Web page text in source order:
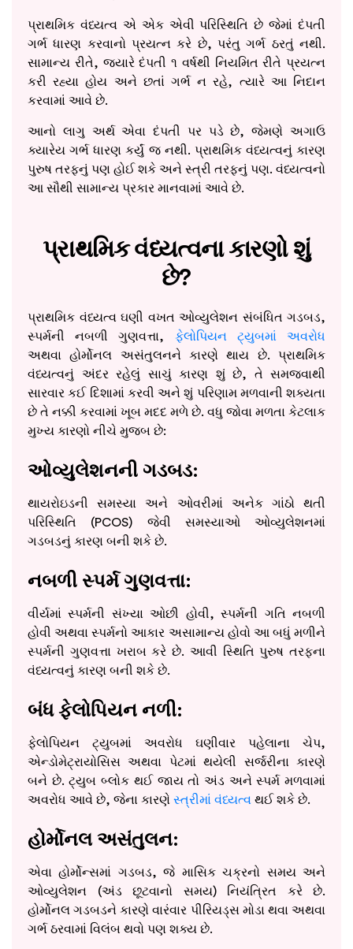
પ્રાથમિક વંધ્યત્વ એ એક એવી પરિસ્થિતિ છે જેમાં દંપતી
ગર્ભ ધારણ કરવાનો પ્રયત્ન કરે છે, પરંતુ ગર્ભ ઠરતું નથી.
સામાન્ય રીતે, જ્યારે દંપતી ૧ વર્ષથી નિયમિત રીતે પ્રયત્ન
કરી રહ્યા હોય અને છતાં ગર્ભ ન રહે, ત્યારે આ નિદાન
કરવામાં આવે છે.
આનો લાગુ અર્થ એવા દંપતી પર પડે છે, જેમણે અગાઉ
ક્યારેય ગર્ભ ધારણ કર્યું જ નથી. પ્રાથમિક વંધ્યત્વનું કારણ
પુરુષ તરફનું પણ હોઈ શકે અને સ્ત્રી તરફનું પણ. વંધ્યત્વનો
આ સૌથી સામાન્ય પ્રકાર માનવામાં આવે છે.
પ્રાથમિક વંધ્યત્વના કારણો શું
છે?
પ્રાથમિક વંધ્યત્વ ઘણી વખત ઓવ્યુલેશન સંબંધિત ગડબડ,
સ્પર્મની નબળી ગુણવત્તા, ફેલોપિયન ટ્યુબમાં અવરોધ
અથવા હોર્મોનલ અસંતુલનને કારણે થાય છે. પ્રાથમિક
વંધ્યત્વનું અંદર રહેલું સાચું કારણ શું છે, તે સમજવાથી
સારવાર કઈ દિશામાં કરવી અને શું પરિણામ મળવાની શક્યતા
છે તે નક્કી કરવામાં ખૂબ મદદ મળે છે. વધુ જોવા મળતા કેટલાક
મુખ્ય કારણો નીચે મુજબ છે:
ઓવ્યુલેશનની ગડબડ:
થાયરોઇડની સમસ્યા અને ઓવરીમાં અનેક ગાંઠો થતી
પરિસ્થિતિ (PCOS) જેવી સમસ્યાઓ ઓવ્યુલેશનમાં
ગડબડનું કારણ બની શકે છે.
નબળી સ્પર્મ ગુણવત્તા:
વીર્યમાં સ્પર્મની સંખ્યા ઓછી હોવી, સ્પર્મની ગતિ નબળી
હોવી અથવા સ્પર્મનો આકાર અસામાન્ય હોવો આ બધું મળીને
સ્પર્મની ગુણવત્તા ખરાબ કરે છે. આવી સ્થિતિ પુરુષ તરફના
વંધ્યત્વનું કારણ બની શકે છે.
બંધ ફેલોપિયન નળી:
ફેલોપિયન ટ્યુબમાં અવરોધ ઘણીવાર પહેલાના ચેપ,
એન્ડોમેટ્રાયોસિસ અથવા પેટમાં થયેલી સર્જરીના કારણે
બને છે. ટ્યુબ બ્લોક થઈ જાય તો અંડ અને સ્પર્મ મળવામાં
અવરોધ આવે છે, જેના કારણે સ્ત્રીમાં વંધ્યત્વ થઈ શકે છે.
હોર્મોનલ અસંતુલન:
એવા હોર્મોન્સમાં ગડબડ, જે માસિક ચક્રનો સમય અને
ઓવ્યુલેશન (અંડ છૂટવાનો સમય) નિયંત્રિત કરે છે.
હોર્મોનલ ગડબડને કારણે વારંવાર પીરિયડ્સ મોડા થવા અથવા
ગર્ભ ઠરવામાં વિલંબ થવો પણ શક્ય છે.